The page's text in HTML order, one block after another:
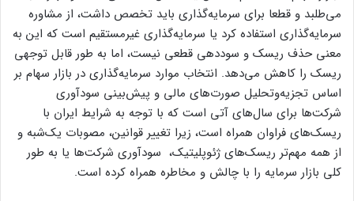
می‌طلبد و قطعا برای سرمایه‌گذاری باید تخصص داشت، از مشاوره
سرمایه‌گذاری استفاده کرد یا سرمایه‌گذاری غیر‌مستقیم است که این به
معنی حذف ریسک و سوددهی قطعی نیست، اما به طور قابل توجهی
ریسک را کاهش می‌دهد. انتخاب موارد سرمایه‌گذاری در بازار سهام بر
اساس تجزیه‌وتحلیل صورت‌های مالی و پیش‌بینی سودآوری
شرکت‌ها برای سال‌های آتی است که با توجه به شرایط ایران با
ریسک‌های فراوان همراه است، زیرا تغییر قوانین، مصوبات یک‌شبه و
از همه مهم‌تر ریسک‌های ژئوپلیتیک، سودآوری شرکت‌ها یا به طور
کلی بازار سرمایه را با چالش و مخاطره همراه کرده است.